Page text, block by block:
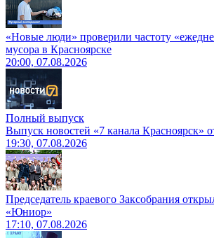
«Новые люди» проверили частоту
мусора в Красноярске
20:00, 07.08.2026
Полный выпуск
Выпуск новостей «7 канала Красноярск»
19:30, 07.08.2026
Председатель краевого Заксобрания
«Юниор»
17:10, 07.08.2026